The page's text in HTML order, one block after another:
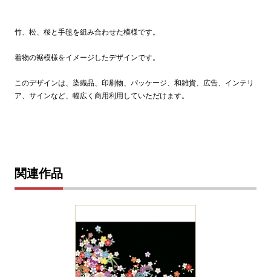
竹、松、桜と手毬を組み合わせた模様です。
着物の裾模様をイメージしたデザインです。
このデザインは、染織品、印刷物、パッケージ、和雑貨、広告、インテリ
ア、サインなど、幅広く商用利用していただけます。
関連作品